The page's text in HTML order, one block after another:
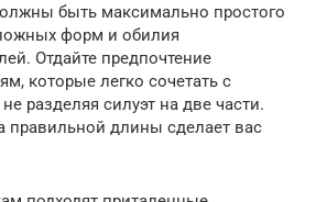
быть максимально простого
форм и обилия
Отдайте предпочтение
которые легко сочетать с
разделяя силуэт на две части.
правильной длины сделает вас